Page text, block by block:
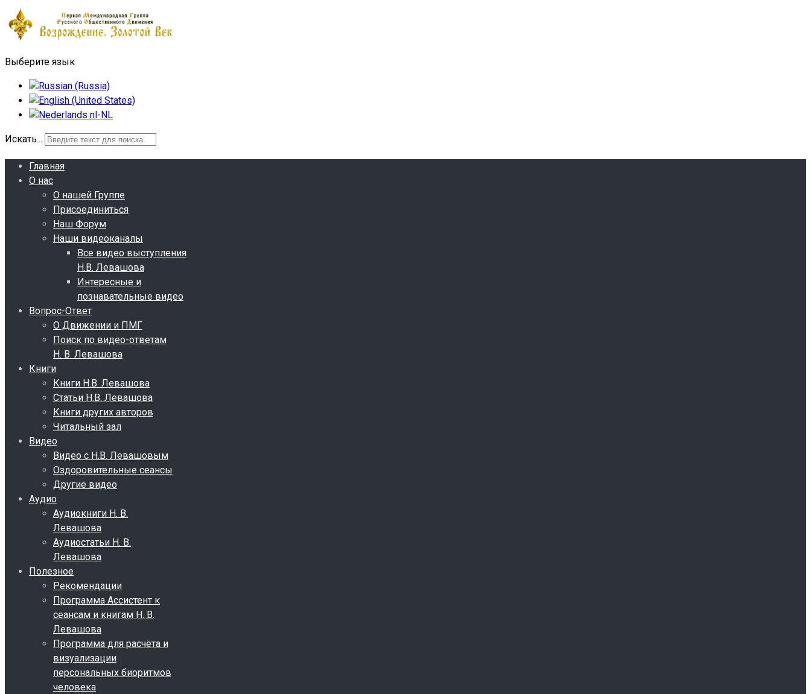
Выберите язык
Искать...
Главная
О нас
О нашей Группе
Присоединиться
Наш Форум
Наши видеоканалы
Все видео выступления
Н.В. Левашова
Интересные и
познавательные видео
Вопрос-Ответ
О Движении и ПМГ
Поиск по видео-ответам
Н. В. Левашова
Книги
Книги Н.В. Левашова
Статьи Н.В. Левашова
Книги других авторов
Читальный зал
Видео
Видео с Н.В. Левашовым
Оздоровительные сеансы
Другие видео
Аудио
Аудиокниги Н. В.
Левашова
Аудиостатьи Н. В.
Левашова
Полезное
Рекомендации
Программа Ассистент к
сеансам и книгам Н. В.
Левашова
Программа для расчёта и
визуализации
персональных биоритмов
человека